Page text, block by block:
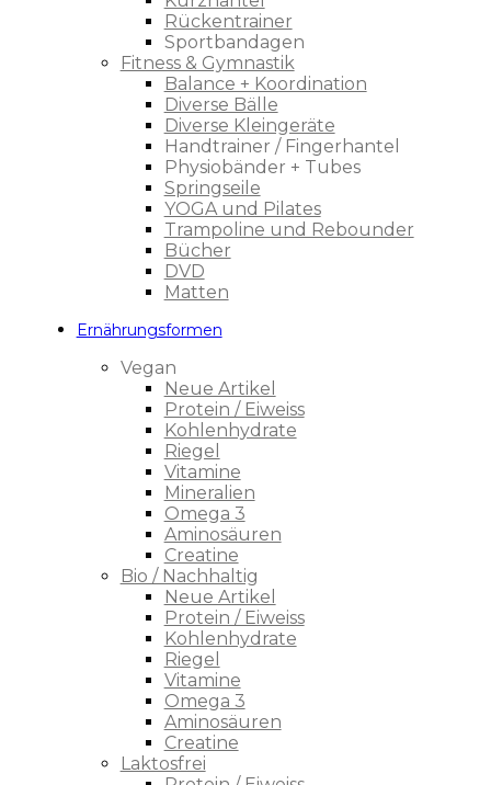
Rückentrainer
Sportbandagen
Fitness & Gymnastik
Balance + Koordination
Diverse Bälle
Diverse Kleingeräte
Handtrainer / Fingerhantel
Physiobänder + Tubes
Springseile
YOGA und Pilates
Trampoline und Rebounder
Bücher
DVD
Matten
Ernährungsformen
Vegan
Neue Artikel
Protein / Eiweiss
Kohlenhydrate
Riegel
Vitamine
Mineralien
Omega 3
Aminosäuren
Creatine
Bio / Nachhaltig
Neue Artikel
Protein / Eiweiss
Kohlenhydrate
Riegel
Vitamine
Omega 3
Aminosäuren
Creatine
Laktosfrei